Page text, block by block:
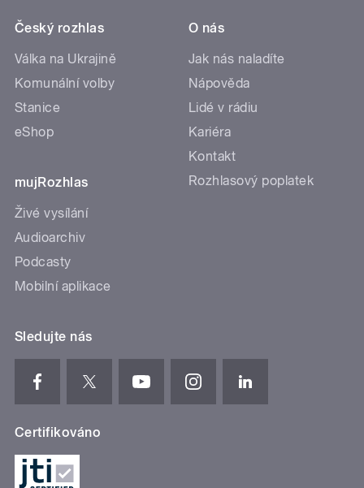
Český rozhlas
Válka na Ukrajině
Komunální volby
Stanice
eShop
mujRozhlas
Živé vysílání
Audioarchiv
Podcasty
Mobilní aplikace
O nás
Jak nás naladíte
Nápověda
Lidé v rádiu
Kariéra
Kontakt
Rozhlasový poplatek
Sledujte nás
Certifikováno